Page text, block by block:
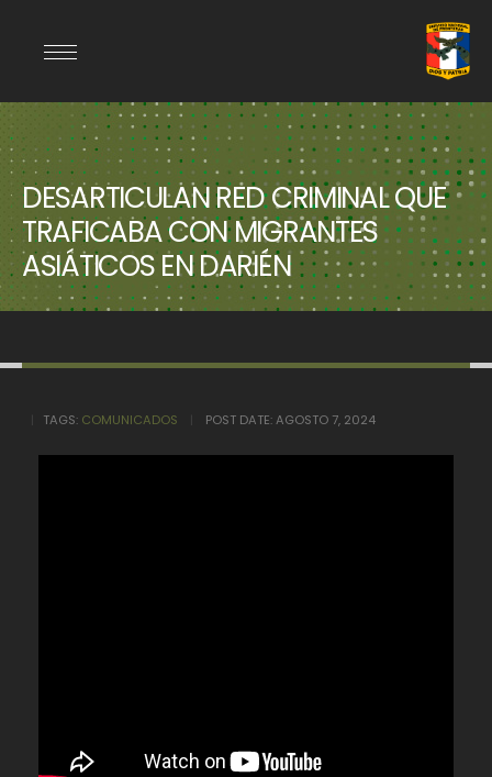
DESARTICULAN RED CRIMINAL QUE
TRAFICABA CON MIGRANTES
ASIÁTICOS EN DARIÉN
TAGS: COMUNICADOS POST DATE:AGOSTO 7, 2024